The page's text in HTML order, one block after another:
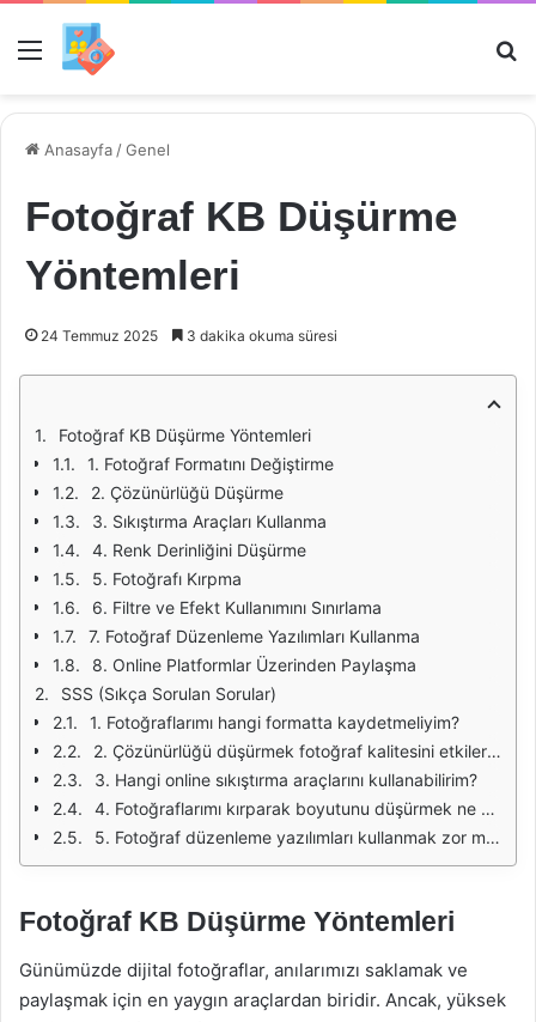
Menü
Anasayfa /Genel
Fotoğraf KB Düşürme
Yöntemleri
24 Temmuz 2025 3 dakika okuma süresi
Fotoğraf KB Düşürme Yöntemleri
1. Fotoğraf Formatını Değiştirme
2. Çözünürlüğü Düşürme
3. Sıkıştırma Araçları Kullanma
4. Renk Derinliğini Düşürme
5. Fotoğrafı Kırpma
6. Filtre ve Efekt Kullanımını Sınırlama
7. Fotoğraf Düzenleme Yazılımları Kullanma
8. Online Platformlar Üzerinden Paylaşma
SSS (Sıkça Sorulan Sorular)
1. Fotoğraflarımı hangi formatta kaydetmeliyim?
2. Çözünürlüğü düşürmek fotoğraf kalitesini etkiler mi?
3. Hangi online sıkıştırma araçlarını kullanabilirim?
4. Fotoğraflarımı kırparak boyutunu düşürmek ne kadar etkilidir?
5. Fotoğraf düzenleme yazılımları kullanmak zor mu?
Fotoğraf KB Düşürme Yöntemleri
Günümüzde dijital fotoğraflar, anılarımızı saklamak ve
paylaşmak için en yaygın araçlardan biridir. Ancak, yüksek